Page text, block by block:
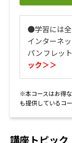
●学習には
インターネ
パンフレッ
ック＞＞
※本コースはお得な
も提供しているコー
講座トピック